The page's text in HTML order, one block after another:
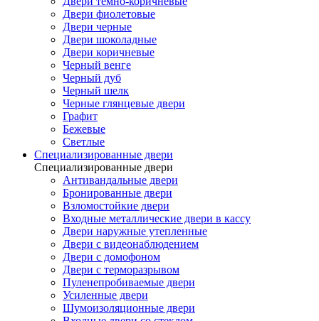
Двери фиолетовые
Двери черные
Двери шоколадные
Двери коричневые
Черный венге
Черный дуб
Черный шелк
Черные глянцевые двери
Графит
Бежевые
Светлые
Специализированные двери
Специализированные двери
Антивандальные двери
Бронированные двери
Взломостойкие двери
Входные металлические двери в кассу
Двери наружные утепленные
Двери с видеонаблюдением
Двери с домофоном
Двери с терморазрывом
Пуленепробиваемые двери
Усиленные двери
Шумоизоляционные двери